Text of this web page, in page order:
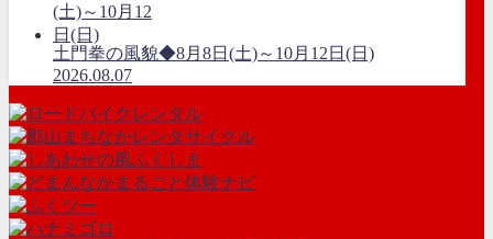
土門拳の風貌◆8月8日(土)～10月12日(日)
2026.08.07